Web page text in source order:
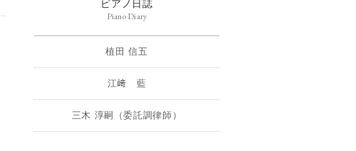
ピアノ日誌
Piano Diary
植田 信五
江﨑 藍
三木 淳嗣（委託調律師）